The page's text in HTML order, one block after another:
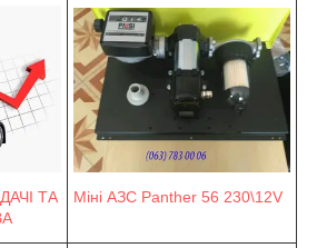
ТА
Міні АЗС Panther 56 230\12V